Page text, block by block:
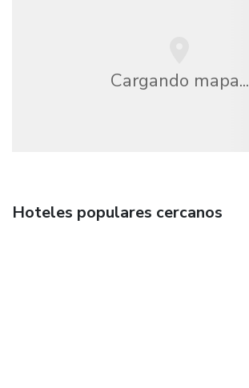
Cargando mapa...
Hoteles populares cercanos